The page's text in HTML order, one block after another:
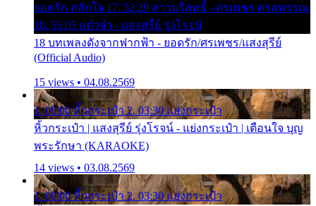
ยอดรัก สลักใจ 17. 52:29 สาวบริสุทธิ์ - ศรเพชร ศรสุพรรณ
18. 56:05 แต๋วจ๋า - แสงสุรีย์ รุ่งโรจน์
18 บทเพลงดังจากฟากฟ้า - ยอดรัก/ศรเพชร/แสงสุรีย์
(Official Audio)
15 views • 04.08.2569
1. 00:00 หิ้วกระเป๋า 2. 03:30 แย่งกระเป๋า
หิ้วกระเป๋า | แสงสุรีย์ รุ่งโรจน์ - แย่งกระเป๋า | เตือนใจ บุญ
พระรักษา (KARAOKE)
14 views • 03.08.2569
1. 00:00 หิ้วกระเป๋า 2. 03:30 แย่งกระเป๋า